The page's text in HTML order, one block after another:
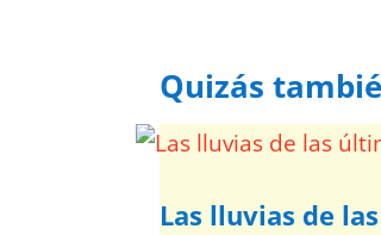
Quizás
Las lluvias de